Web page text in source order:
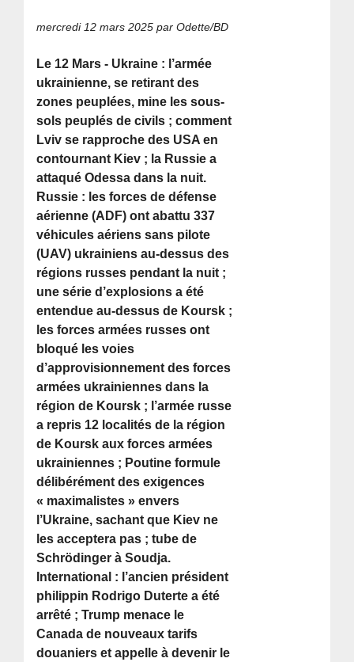
mercredi 12 mars 2025 par Odette/BD
Le 12 Mars - Ukraine : l’armée
ukrainienne, se retirant des
zones peuplées, mine les sous-
sols peuplés de civils ; comment
Lviv se rapproche des USA en
contournant Kiev ; la Russie a
attaqué Odessa dans la nuit.
Russie : les forces de défense
aérienne (ADF) ont abattu 337
véhicules aériens sans pilote
(UAV) ukrainiens au-dessus des
régions russes pendant la nuit ;
une série d’explosions a été
entendue au-dessus de Koursk ;
les forces armées russes ont
bloqué les voies
d’approvisionnement des forces
armées ukrainiennes dans la
région de Koursk ; l’armée russe
a repris 12 localités de la région
de Koursk aux forces armées
ukrainiennes ; Poutine formule
délibérément des exigences
« maximalistes » envers
l’Ukraine, sachant que Kiev ne
les acceptera pas ; tube de
Schrödinger à Soudja.
International : l’ancien président
philippin Rodrigo Duterte a été
arrêté ; Trump menace le
Canada de nouveaux tarifs
douaniers et appelle à devenir le